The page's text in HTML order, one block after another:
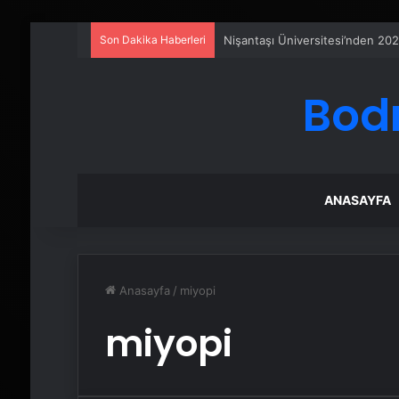
Son Dakika Haberleri Nişantaşı Üniversitesi’nden
ANASAYFA
Anasayfa / miyopi
miyopi